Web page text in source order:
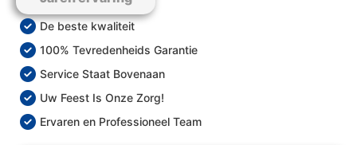
De beste kwaliteit
100% Tevredenheids Garantie
Service Staat Bovenaan
Uw Feest Is Onze Zorg!
Ervaren en Professioneel Team